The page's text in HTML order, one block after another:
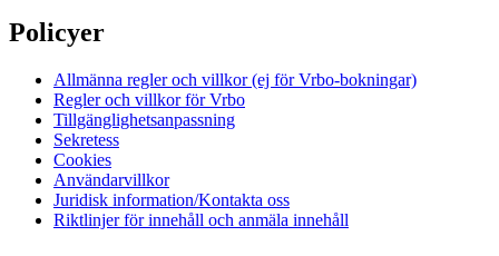
Policyer
Allmänna regler och villkor (ej för Vrbo-bokningar)
Regler och villkor för Vrbo
Tillgänglighetsanpassning
Sekretess
Cookies
Användarvillkor
Juridisk information/Kontakta oss
Riktlinjer för innehåll och anmäla innehåll